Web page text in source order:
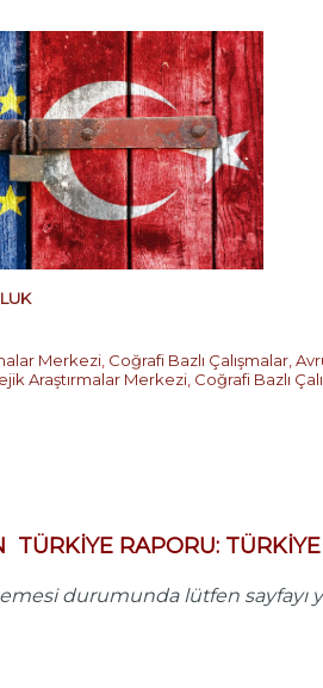
Merkezi Coğrafi Bazlı Çalışmalar
Araştırmalar Merkezi Coğrafi Bazlı
TÜRKİYE RAPORU:
durumunda lütfen sayfayı